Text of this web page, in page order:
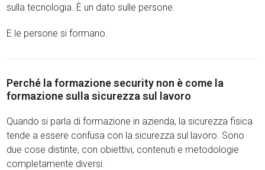
sulla tecnologia. È un dato sulle persone.
E le persone si formano.
Perché la formazione security non è come la
formazione sulla sicurezza sul lavoro
Quando si parla di formazione in azienda, la sicurezza fisica
tende a essere confusa con la sicurezza sul lavoro. Sono
due cose distinte, con obiettivi, contenuti e metodologie
completamente diversi.